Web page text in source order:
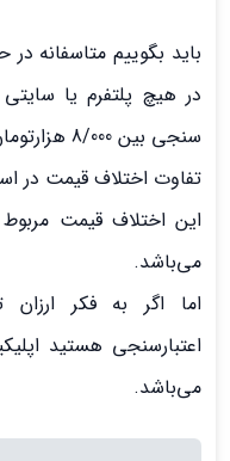
باید بگوییم متاسفانه
در هیچ پلتفرم یا سایتی
سنجی بین 8/000 هزارتومان تا 100/000 هزارتومان متغییر است.
تفاوت اختلاف قیمت در
این اختلاف قیمت
می‌باشد.
اما اگر به فکر
می‌باشد.